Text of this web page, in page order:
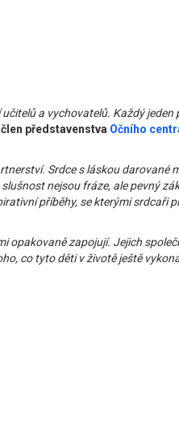
a vychovatelů. Každý jeden
představenstva Očního
Srdce s láskou darované
nejsou fráze, ale pevný
příběhy, se kterými srdcaři
opakovaně zapojují. Jejich
co tyto děti v životě ještě